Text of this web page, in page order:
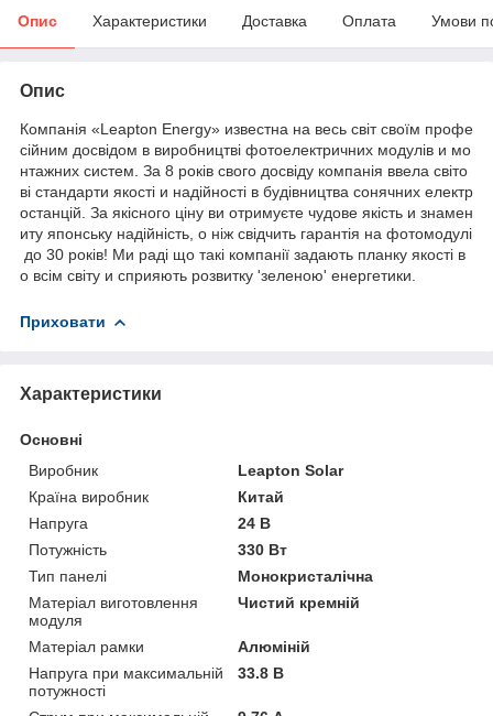
Опис Характеристики Доставка Оплата Умови
Опис
Компанія «Leapton Energy» известна на весь світ своїм профе
сійним досвідом в виробництві фотоелектричних модулів и мо
нтажних систем. За 8 років свого досвіду компанія ввела світо
ві стандарти якості и надійності в будівництва сонячних електр
останцій. За якісного ціну ви отримуєте чудове якість и знамен
иту японську надійність, о ніж свідчить гарантія на фотомодулі
до 30 років! Ми раді що такі компанії задають планку якості в
о всім світу и сприяють розвитку 'зеленою' енергетики.
Приховати
Характеристики
Основні
Виробник
Leapton Solar
Країна виробник
Китай
Напруга
24 В
Потужність
330 Вт
Тип панелі
Монокристалічна
Матеріал виготовлення
модуля
Чистий кремній
Матеріал рамки
Алюміній
Напруга при максимальній
потужності
33.8 В